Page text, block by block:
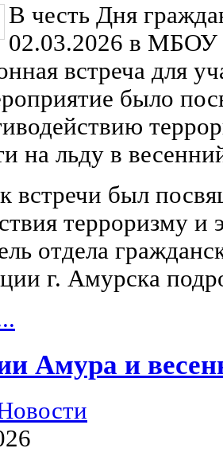
В честь Дня
02.03.2026 в
встреча для
было
на льду в
встречи был
терроризму и
отдела
г. Амурска
Амура и